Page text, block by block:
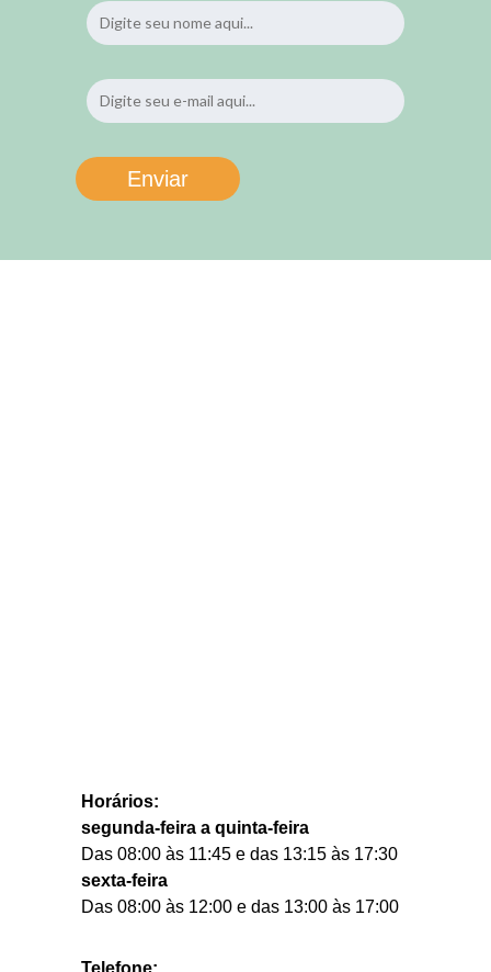
Telefone:
Horários:
segunda-feira a quinta-feira
Das 08:00 às 11:45 e das 13:15 às 17:30
sexta-feira
Das 08:00 às 12:00 e das 13:00 às 17:00